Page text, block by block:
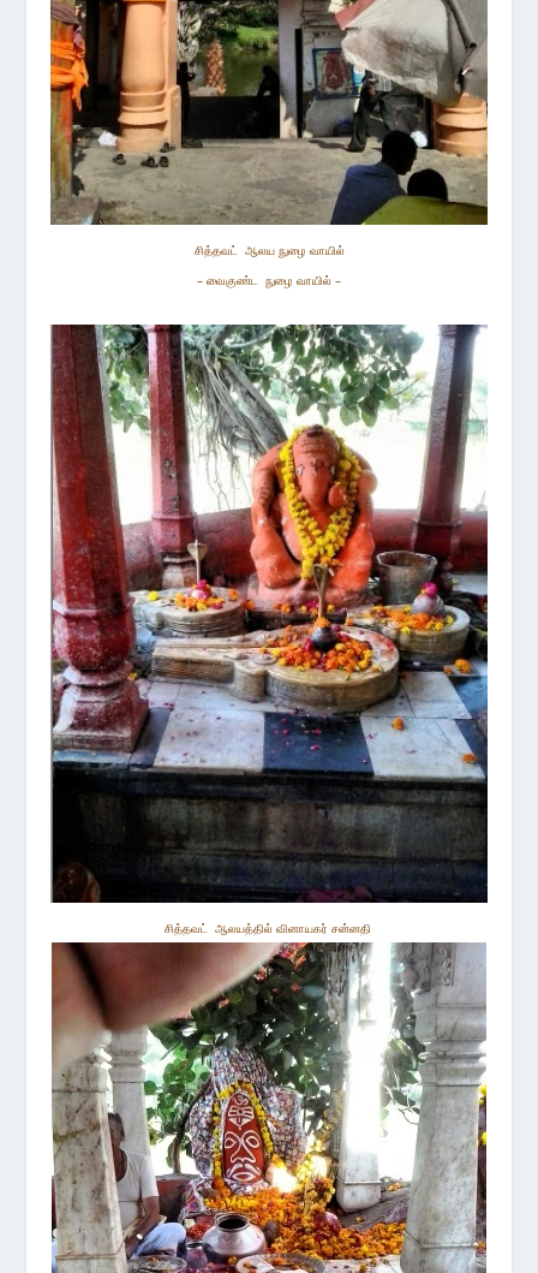
சித்தவட் ஆலய நுழை வாயில்
– வைகுண்ட நுழை வாயில் –
சித்தவட் ஆலயத்தில் வினாயகர் சன்னதி